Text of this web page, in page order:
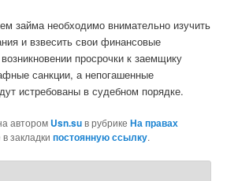
займа необходимо внимательно изучить
и взвесить свои финансовые
просрочки к заемщику
санкции, а непогашенные
истребованы в судебном порядке.
автором Usn.suв рубрикеНа правах
в закладкипостоянную ссылку.